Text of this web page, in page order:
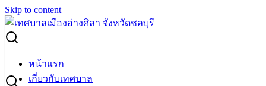
Skip to content
หน้าแรก
เกี่ยวกับเทศบาล
Search for:
ผู้ชนะการเสนอราคา ซื้อวัสดุยานพาหนะและขนส่ง ทะเบียน 2
กญ 3691